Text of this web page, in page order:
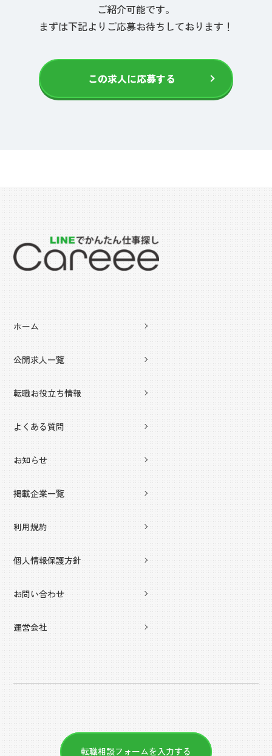
ご紹介可能です。
まずは下記よりご応募お待ちしております！
この求人に応募する
ホーム
公開求人一覧
転職お役立ち情報
よくある質問
お知らせ
掲載企業一覧
利用規約
個人情報保護方針
お問い合わせ
運営会社
転職相談フォームを入力する